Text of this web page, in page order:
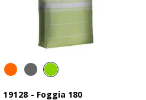
19128 - Foggia 180